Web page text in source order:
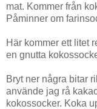
mat. Kommer från
Påminner om
Här kommer ett litet
en gnutta
Bryt ner några bitar
använde jag rå
kokossocker. Koka